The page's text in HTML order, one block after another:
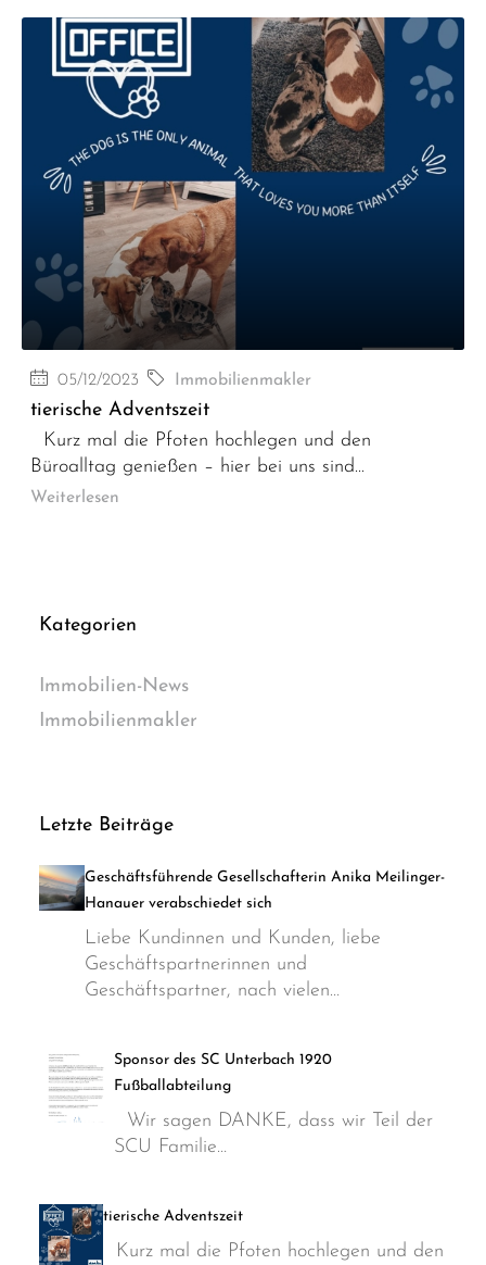
05/12/2023 Immobilienmakler
tierische Adventszeit
Kurz mal die Pfoten hochlegen und den
Büroalltag genießen – hier bei uns sind...
Weiterlesen
Kategorien
Immobilien-News
Immobilienmakler
Letzte Beiträge
Geschäftsführende Gesellschafterin Anika Meilinger-
Hanauer verabschiedet sich
Liebe Kundinnen und Kunden, liebe
Geschäftspartnerinnen und
Geschäftspartner, nach vielen…
Sponsor des SC Unterbach 1920
Fußballabteilung
Wir sagen DANKE, dass wir Teil der
SCU Familie…
tierische Adventszeit
Kurz mal die Pfoten hochlegen und den